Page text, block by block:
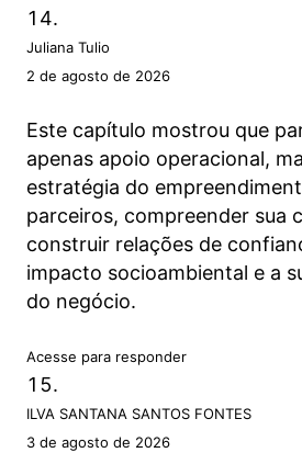
Juliana Tulio
2 de agosto de 2026
Este capítulo mostrou que
apenas apoio operacional,
estratégia do
parceiros, compreender sua
construir relações de
impacto socioambiental e a
do negócio.
Acesse para responder
ILVA SANTANA SANTOS FONTES
3 de agosto de 2026